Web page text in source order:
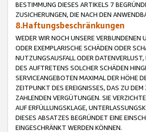
BESTIMMUNG DIESES ARTIKELS 7
ZUSICHERUNGEN, DIE NACH DEN
8.Haftungsbeschränkungen
WEDER WIR NOCH UNSERE VERBUNDENEN
ODER EXEMPLARISCHE SCHÄDEN ODER
NUTZUNGSAUSFALL ODER
DES AUFTRETENS SOLCHER SCHÄDEN
SERVICEANGEBOTEN MAXIMAL DER HÖHE
ZEITPUNKT DES EREIGNISSES, DAS ZU
ZAHLENDEN VERGÜTUNGEN. SIE
AUF ERFÜLLUNGSKLAGE,
DIESES ABSATZES BEGRÜNDET EINE
EINGESCHRÄNKT WERDEN KÖNNEN.